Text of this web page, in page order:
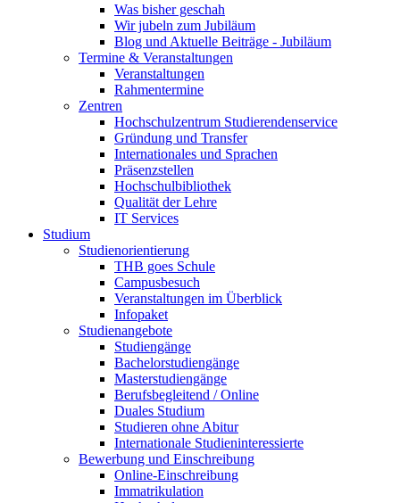
Was bisher geschah
Wir jubeln zum Jubiläum
Blog und Aktuelle Beiträge - Jubiläum
Termine & Veranstaltungen
Veranstaltungen
Rahmentermine
Zentren
Hochschulzentrum Studierendenservice
Gründung und Transfer
Internationales und Sprachen
Präsenzstellen
Hochschulbibliothek
Qualität der Lehre
IT Services
Studium
Studienorientierung
THB goes Schule
Campusbesuch
Veranstaltungen im Überblick
Infopaket
Studienangebote
Studiengänge
Bachelorstudiengänge
Masterstudiengänge
Berufsbegleitend / Online
Duales Studium
Studieren ohne Abitur
Internationale Studieninteressierte
Bewerbung und Einschreibung
Online-Einschreibung
Immatrikulation